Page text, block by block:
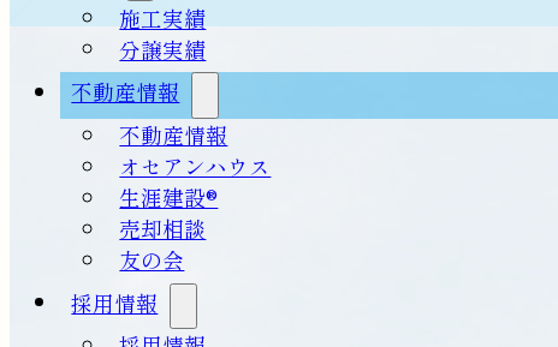
施工実績
分譲実績
不動産情報
不動産情報
オセアンハウス
生涯建設®
売却相談
友の会
採用情報